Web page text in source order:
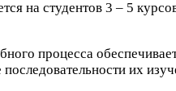
на студентов 3 – 5
процесса
их